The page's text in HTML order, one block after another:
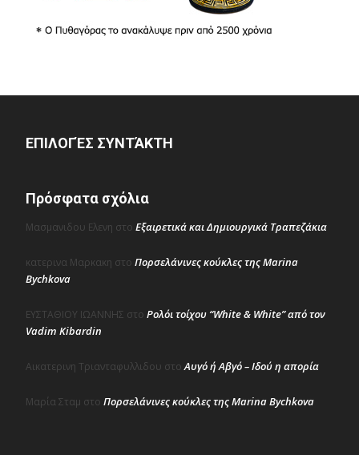
ΕΠΙΛΟΓΈΣ ΣΥΝΤΆΚΤΗ
Πρόσφατα σχόλια
Μασμανιδου Ελενη στο Εξαιρετικά και Δημιουργικά Τραπεζάκια
κατερινα Μαρκακη στο Πορσελάνινες κούκλες της Marina
Bychkova
ΕΥΣΤΑΘΙΟΥ ΙΩΑΝΝΗΣ στο Ρολόι τοίχου “White & White” από τον
Vadim Kibardin
Αικατερινη Τριανταφυλλιδου στοΑυγό ή Αβγό – Ιδού η απορία
Μαρία Σταμ στο Πορσελάνινες κούκλες της Marina Bychkova